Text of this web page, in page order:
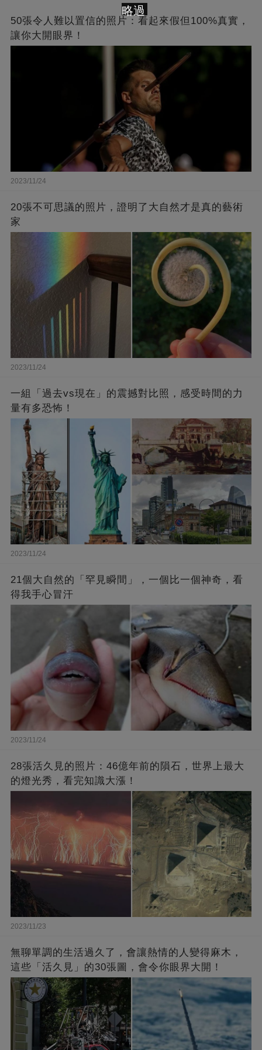
50張令人難以置信的照片：看起來假但100%真實，
讓你大開眼界！
2023/11/24
20張不可思議的照片，證明了大自然才是真的藝術
家
2023/11/24
一組「過去vs現在」的震撼對比照，感受時間的力
量有多恐怖！
2023/11/24
21個大自然的「罕見瞬間」，一個比一個神奇，看
得我手心冒汗
2023/11/24
28張活久見的照片：46億年前的隕石，世界上最大
的燈光秀，看完知識大漲！
2023/11/23
無聊單調的生活過久了，會讓熱情的人變得麻木，
這些「活久見」的30張圖，會令你眼界大開！
略過